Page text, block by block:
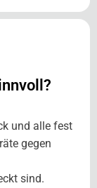
und alle fest
gegen
sind.